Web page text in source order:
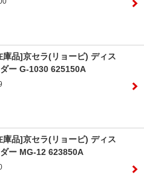
庫品]京セラ(リョービ) ディス
ー G-1030 625150A
庫品]京セラ(リョービ) ディス
ー MG-12 623850A